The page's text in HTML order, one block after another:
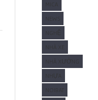
MICA
NGHỆ
NHÀ XE
NHÀ XƯỞNG
NHỰA
NOIBAT